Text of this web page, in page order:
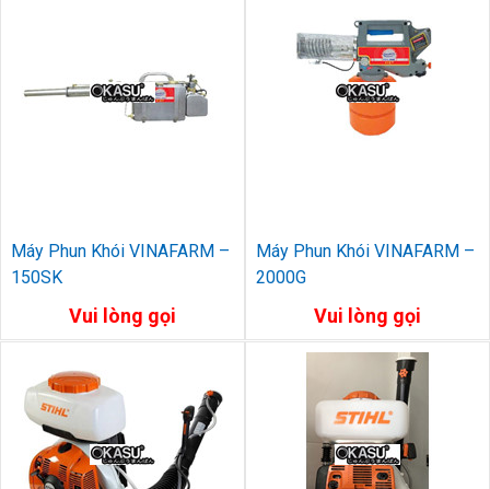
Máy Phun Khói VINAFARM –
150SK
Vui lòng gọi
Máy Phun Khói VINAFARM –
2000G
Vui lòng gọi